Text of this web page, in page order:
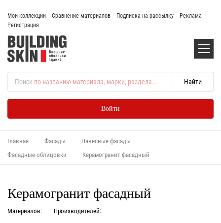
Мои коллекции Сравнение материалов Подписка на рассылку
Реклама
Регистрация
Поиск по названию материала, марки, раздела...
Войти
Главная Фасады
Навесные фасады
Фасадные облицовки
Керамогранит фасадный
Керамогранит фасадный
Материалов: Производителей: